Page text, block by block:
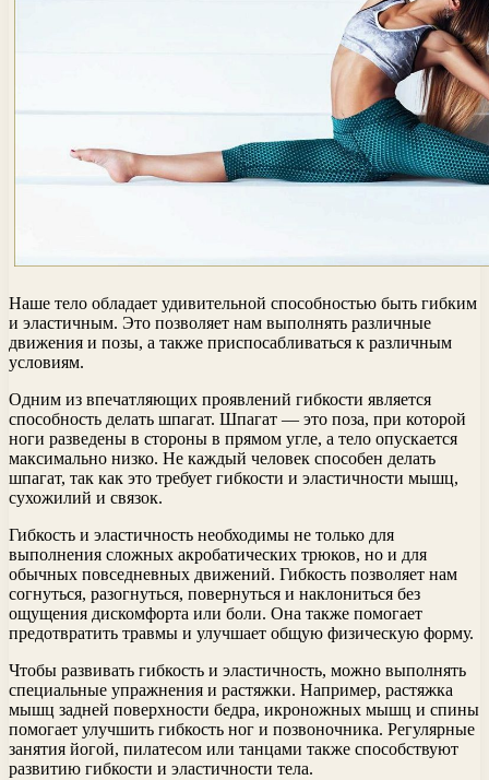
Наше тело обладает удивительной способностью быть гибким
и эластичным. Это позволяет нам выполнять различные
движения и позы, а также приспосабливаться к различным
условиям.
Одним из впечатляющих проявлений гибкости является
способность делать шпагат. Шпагат — это поза, при которой
ноги разведены в стороны в прямом угле, а тело опускается
максимально низко. Не каждый человек способен делать
шпагат, так как это требует гибкости и эластичности мышц,
сухожилий и связок.
Гибкость и эластичность необходимы не только для
выполнения сложных акробатических трюков, но и для
обычных повседневных движений. Гибкость позволяет нам
согнуться, разогнуться, повернуться и наклониться без
ощущения дискомфорта или боли. Она также помогает
предотвратить травмы и улучшает общую физическую форму.
Чтобы развивать гибкость и эластичность, можно выполнять
специальные упражнения и растяжки. Например, растяжка
мышц задней поверхности бедра, икроножных мышц и спины
помогает улучшить гибкость ног и позвоночника. Регулярные
занятия йогой, пилатесом или танцами также способствуют
развитию гибкости и эластичности тела.